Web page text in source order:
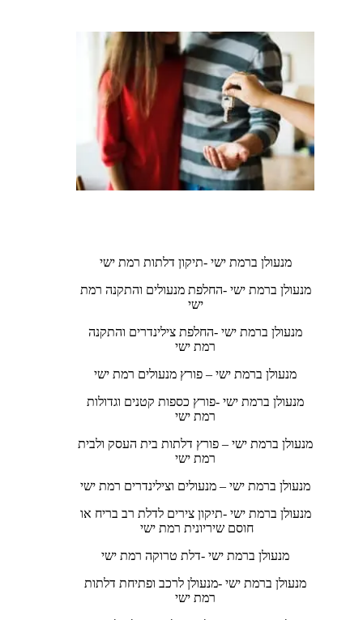
מנעולן ברמת ישי -תיקון דלתות רמת ישי
מנעולן ברמת ישי -החלפת מנעולים והתקנה רמת
ישי
מנעולן ברמת ישי -החלפת צילינדרים והתקנה
רמת ישי
מנעולן ברמת ישי – פורץ מנעולים רמת ישי
מנעולן ברמת ישי -פורץ כספות קטנים וגדולות
רמת ישי
מנעולן ברמת ישי – פורץ דלתות בית העסק ולבית
רמת ישי
מנעולן ברמת ישי – מנעולים וצילינדרים רמת ישי
מנעולן ברמת ישי -תיקון צירים לדלת רב בריח או
חוסם שיריונית רמת ישי
מנעולן ברמת ישי -דלת טרוקה רמת ישי
מנעולן ברמת ישי -מנעולן לרכב ופתיחת דלתות
רמת ישי